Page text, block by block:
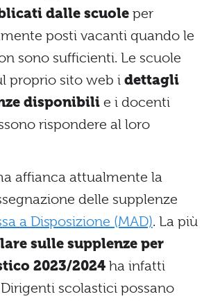
dalle scuole per
posti vacanti quando le
sono sufficienti. Le scuole
proprio sito web i dettagli
disponibili e i docenti
rispondere al loro
affianca attualmente la
delle supplenze
a Disposizione (MAD). La più
sulle supplenze per
2023/2024 ha infatti
scolastici possano